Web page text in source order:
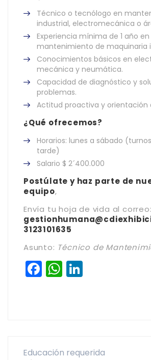
Técnico o tecnólogo en
industrial, electromecánica o
Experiencia mínima de 1 año en
mantenimiento de maquinaria
Conocimientos básicos en
mecánica y neumática.
Capacidad de diagnóstico y
problemas.
Actitud proactiva y orientación
¿Qué ofrecemos?
Horarios: lunes a sábado
tarde)
Salario $ 2´400.000
Postúlate y haz parte de
equipo,
Envía tu hoja de vida al correo:
3123101635
Asunto: Técnico de
Facebook
WhatsApp
Educación requerida